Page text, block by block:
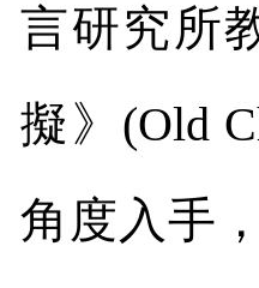
言研究所
擬》 (Old
角度入手